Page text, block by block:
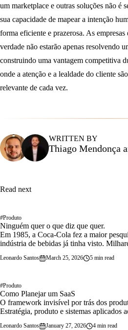
um marketplace e outras soluções não é
sua capacidade de mapear a intenção
forma eficiente e prazerosa. As empresas
verdade não estarão apenas resolvendo
construindo uma vantagem competitiva
onde a atenção e a lealdade do cliente
relevante de cada vez.
WRITTEN BY
Thiago Mendonça
Read next
#Produto
Ninguém quer o que diz que quer.
Em 1985, a Coca-Cola fez a maior
indústria de bebidas já tinha visto.
Leonardo Santos March 25, 2026 5 min read
#Produto
Como Planejar um SaaS
O framework invisível por trás dos
Estratégia, produto e sistemas
Leonardo Santos January 27, 2026 4 min read